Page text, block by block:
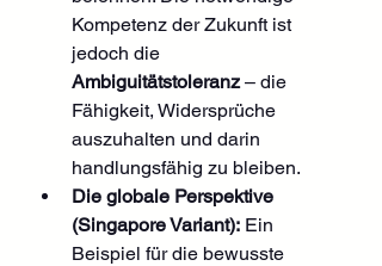
Kompetenz der Zukunft ist
jedoch die
Ambiguitätstoleranz – die
Fähigkeit, Widersprüche
auszuhalten und darin
handlungsfähig zu bleiben.
Die globale Perspektive
(Singapore Variant): Ein
Beispiel für die bewusste